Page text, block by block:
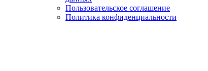
Пользовательское соглашение
Политика конфиденциальности